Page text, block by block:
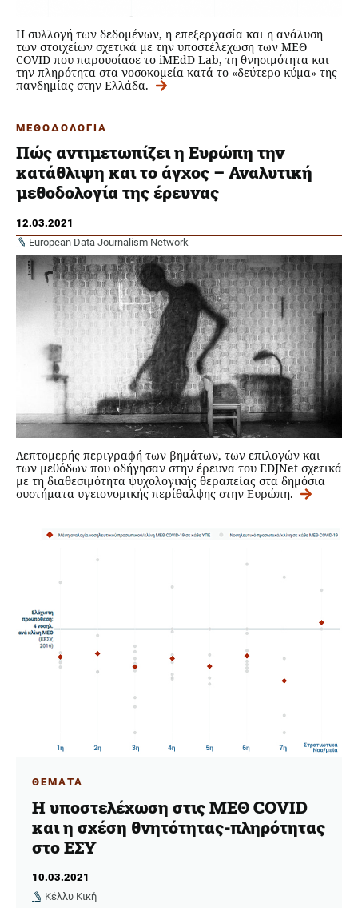
Η συλλογή των δεδομένων, η επεξεργασία και η ανάλυση
των στοιχείων σχετικά με την υποστέλεχωση των ΜΕΘ
COVID που παρουσίασε το iMEdD Lab, τη θνησιμότητα και
την πληρότητα στα νοσοκομεία κατά το «δεύτερο κύμα» της
πανδημίας στην Ελλάδα.
ΜΕΘΟΔΟΛΟΓΙΑ
Πώς αντιμετωπίζει η Ευρώπη την
κατάθλιψη και το άγχος – Αναλυτική
μεθοδολογία της έρευνας
12.03.2021
European Data Journalism Network
Λεπτομερής περιγραφή των βημάτων, των επιλογών και
των μεθόδων που οδήγησαν στην έρευνα του EDJNet σχετικά
με τη διαθεσιμότητα ψυχολογικής θεραπείας στα δημόσια
συστήματα υγειονομικής περίθαλψης στην Ευρώπη.
ΘΕΜΑΤΑ
Η υποστελέχωση στις ΜΕΘ COVID
και η σχέση θνητότητας-πληρότητας
στο ΕΣΥ
10.03.2021
Κέλλυ Κική